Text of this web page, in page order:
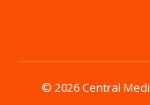
© 2026 Central